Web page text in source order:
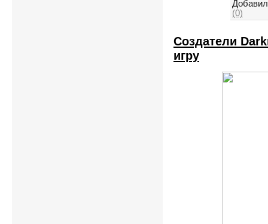
(0)
Создатели
игру